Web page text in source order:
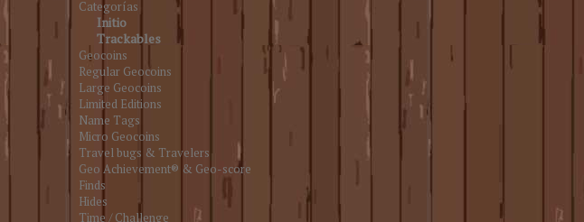
Categorías
Initio
Trackables
Geocoins
Regular Geocoins
Large Geocoins
Limited Editions
Name Tags
Micro Geocoins
Travel bugs & Travelers
Geo Achievement® & Geo-score
Finds
Hides
Time / Challenge